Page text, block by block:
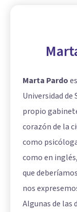
Marta Pardo
Universidad de
propio
corazón de la
como
como en
que
nos
Algunas de las